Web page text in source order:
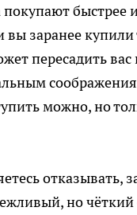
быстрее
вы заранее купили
пересадить
можно, но
отказывать,
но чёткий